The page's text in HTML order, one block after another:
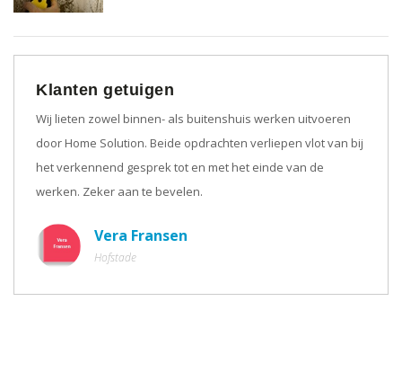
Klanten getuigen
Wij lieten zowel binnen- als buitenshuis werken uitvoeren
door Home Solution. Beide opdrachten verliepen vlot van bij
het verkennend gesprek tot en met het einde van de
werken. Zeker aan te bevelen.
Vera Fransen
Hofstade